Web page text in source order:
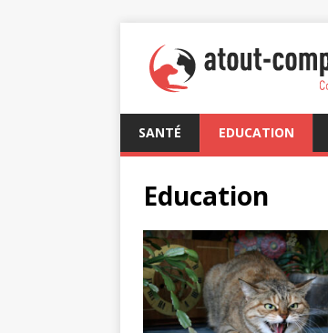
SANTÉ EDUCATION
Education